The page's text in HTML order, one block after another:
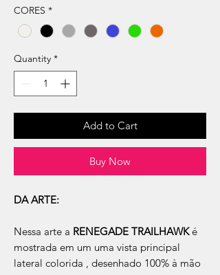
CORES *
Quantity *
Add to Cart
Buy Now
DA ARTE:
Nessa arte a RENEGADE TRAILHAWKé
mostrada em um uma vista principal
lateral colorida , desenhado 100% à mão